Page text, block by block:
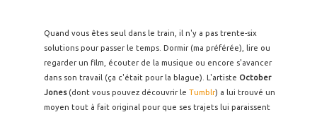
Quand vous êtes seul dans le train, il n'y a pas trente-six
solutions pour passer le temps. Dormir (ma préférée), lire ou
regarder un film, écouter de la musique ou encore s'avancer
dans son travail (ça c'était pour la blague). L'artiste October
Jones(dont vous pouvez découvrir le Tumblr) a lui trouvé un
moyen tout à fait original pour que ses trajets lui paraissent